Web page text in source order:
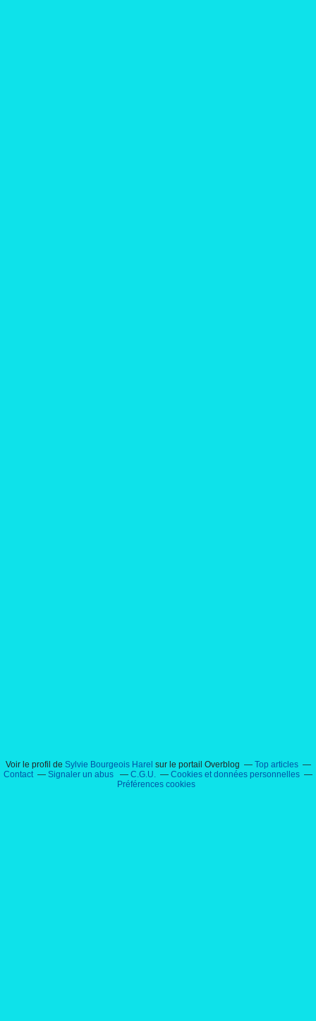
Voir le profil de Sylvie Bourgeois Harel sur le portail Overblog
Top articles
Contact
Signaler un abus C.G.U.
Cookies et données personnelles
Préférences cookies